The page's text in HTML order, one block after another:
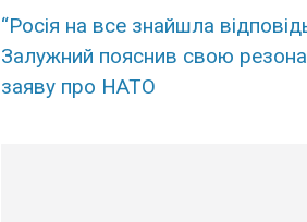
“Росія на все знайшла
Залужний пояснив свою
заяву про НАТО